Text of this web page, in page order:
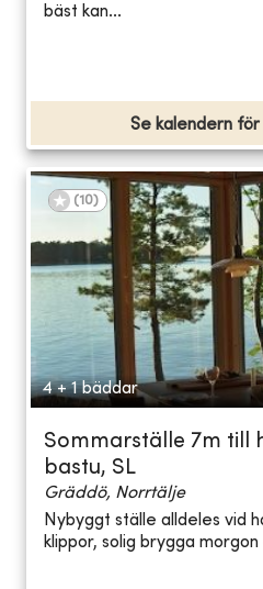
bäst kan...
Se kalendern
(10)
4 + 1 bäddar
Sommarställe 7m till
bastu, SL
Gräddö, Norrtälje
Nybyggt ställe alldeles vid
klippor, solig brygga morgon